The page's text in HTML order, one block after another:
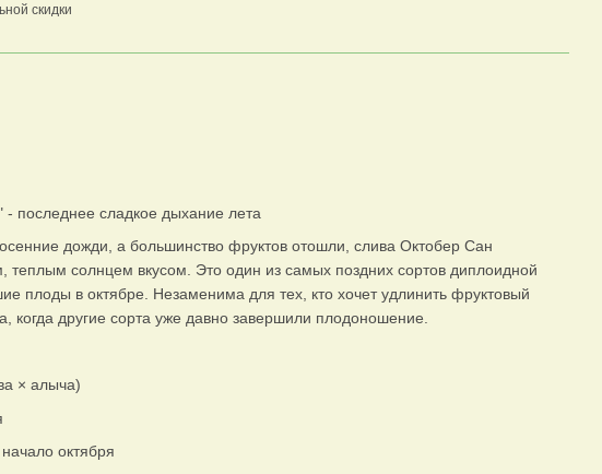
скидки
последнее сладкое дыхание лета
дожди, а большинство фруктов отошли, слива Октобер Сан
теплым солнцем вкусом. Это один из самых поздних сортов диплоидной
плоды в октябре. Незаменима для тех, кто хочет удлинить фруктовый
когда другие сорта уже давно завершили плодоношение.
× алыча)
октября